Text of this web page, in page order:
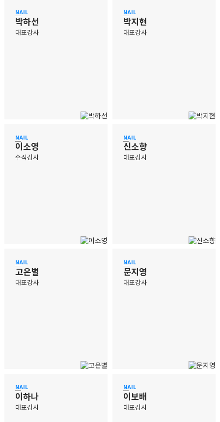
NAIL
박하선
대표강사
NAIL
박지현
대표강사
NAIL
이소영
수석강사
NAIL
신소향
대표강사
NAIL
고은별
대표강사
NAIL
문지영
대표강사
NAIL
이하나
대표강사
NAIL
이보배
대표강사